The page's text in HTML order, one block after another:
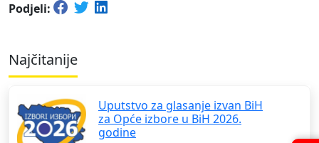
Podjeli:
Najčitanije
Uputstvo za glasanje izvan BiH
za Opće izbore u BiH 2026.
godine